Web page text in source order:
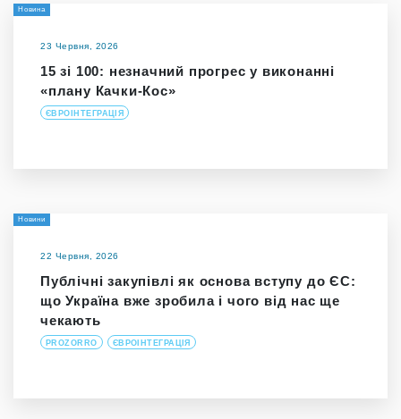
Новина
23 Червня, 2026
15 зі 100: незначний прогрес у виконанні
«плану Качки-Кос»
ЄВРОІНТЕГРАЦІЯ
Новини
22 Червня, 2026
Публічні закупівлі як основа вступу до ЄС:
що Україна вже зробила і чого від нас ще
чекають
PROZORRO ЄВРОІНТЕГРАЦІЯ